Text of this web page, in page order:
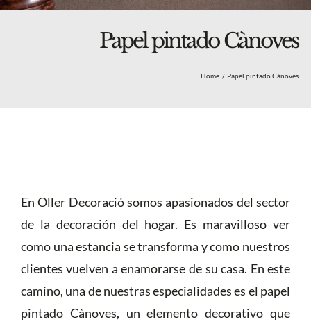
Papel pintado Cànoves
Home Papel pintado Cànoves
En Oller Decoració somos apasionados del sector
de la decoración del hogar. Es maravilloso ver
como una estancia se transforma y como nuestros
clientes vuelven a enamorarse de su casa. En este
camino, una de nuestras especialidades es el papel
pintado Cànoves, un elemento decorativo que